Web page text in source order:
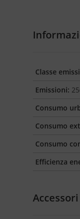
Classe
Emissioni:
Consumo
Consumo
Consumo
Efficienza
Accessori